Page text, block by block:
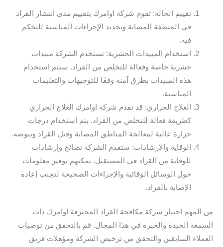
تقييم الحالة: تقوم شركة اوامرك بتقييم مدى انتشار القراد
في المنطقة المصابة وتحديد الإجراءات المناسبة للتحكم
فيه.
استخدام المبيدات الحشرية: تستخدم الشركة مبيدات
حشرية خاصة وفعالة للتخلص من القراد. سيتم استخدام
هذه المبيدات بطرق آمنة وفقًا للتوجيهات والتعليمات
المناسبة.
العلاج الحراري: قد تقدم شركة اوامرك العلاج الحراري
كطريقة فعالة للتخلص من القراد. يتم استخدام درجات
حرارة عالية لمعالجة المناطق المصابة وقتل القراد وبيوضه.
الوقاية والإرشادات: ستقدم الشركة نصائح وإرشادات
للوقاية من القراد في المستقبل. يمكنهم توفير معلومات
حول الوسائل الوقائية والإجراءات الصحيحة لتجنب إعادة
الإصابة بالقراد.
من المهم اختيار شركة مكافحة القراد المحترفة اوامرك ذات
السمعة الجيدة والخبرة في هذا المجال. قم بالتحقق من توصيات
العملاء السابقين والتحقق من ترخيص الشركة ومؤهلات فريق